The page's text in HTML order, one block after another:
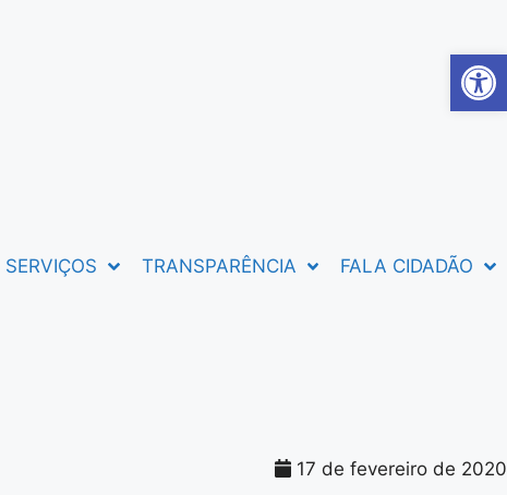
SERVIÇOS TRANSPARÊNCIA FALA CIDADÃO
17 de fevereiro de 2020
Abrir